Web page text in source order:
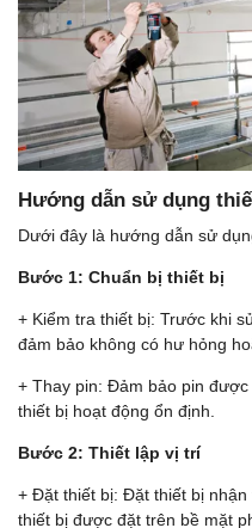
Hướng dẫn sử dụng
Dưới đây là hướng dẫn sử
Bước 1: Chuẩn bị thiết bị
+ Kiểm tra thiết bị: Trước khi
đảm bảo không có hư hỏng
+ Thay pin: Đảm bảo pin
thiết bị hoạt động ổn định.
Bước 2: Thiết lập vị trí
+ Đặt thiết bị: Đặt thiết bị
thiết bị được đặt trên bề mặt